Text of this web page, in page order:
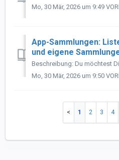
Mo, 30 Mär, 2026 um 9:49
App-Sammlungen:
und eigene
Mo, 30 Mär, 2026 um 9:50
1 2 3 4